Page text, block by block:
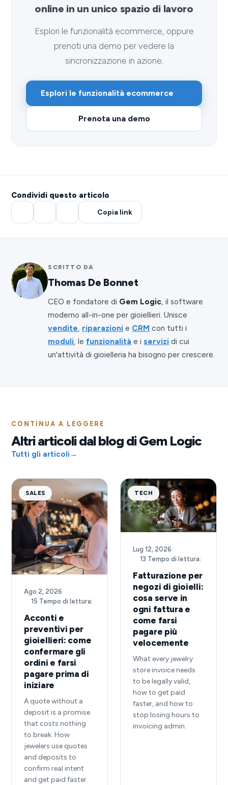
online in un unico spazio di lavoro
Esplori le funzionalità ecommerce, oppure
prenoti una demo per vedere la
sincronizzazione in azione.
Esplori le funzionalità ecommerce
Prenota una demo
Condividi questo articolo
Copia link
SCRITTO DA
Thomas De Bonnet
CEO e fondatore di Gem Logic, il software
moderno all-in-one per gioiellieri. Unisce
vendite, riparazioni e CRM con tutti i
moduli, le funzionalità e iservizi di cui
un'attività di gioielleria ha bisogno per crescere.
CONTINUA A LEGGERE
Altri articoli dal blog di Gem Logic
Tutti gli articoli →
SALES
Ago 2, 2026·
15 Tempo di lettura:
Acconti e
preventivi per
gioiellieri: come
confermare gli
ordini e farsi
pagare prima di
iniziare
A quote without a
deposit is a promise
that costs nothing
to break. How
jewelers use quotes
and deposits to
confirm real intent
and get paid faster.
TECH
Lug 12, 2026·
13 Tempo di lettura:
Fatturazione per
negozi di gioielli:
cosa serve in
ogni fattura e
come farsi
pagare più
velocemente
What every jewelry
store invoice needs
to be legally valid,
how to get paid
faster, and how to
stop losing hours to
invoicing admin.